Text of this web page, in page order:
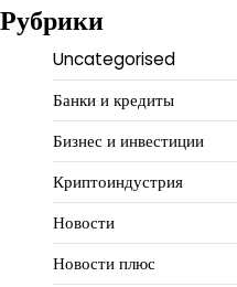
Рубрики
Uncategorised
Банки и кредиты
Бизнес и инвестиции
Криптоиндустрия
Новости
Новости плюс